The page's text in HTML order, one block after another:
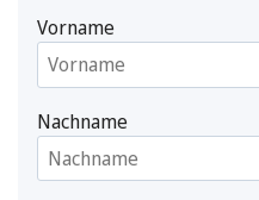
Vorname
Nachname